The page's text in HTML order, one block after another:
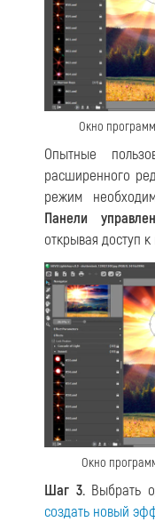
Окно
Опытные
расширенного
режим
Панели
открывая доступ
Окно
Шаг 3.Выбрать
создать новый